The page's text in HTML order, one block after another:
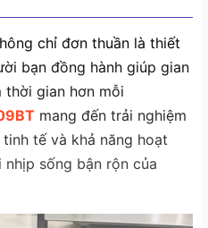
chỉ đơn thuần là thiết
bạn đồng hành giúp gian
gian hơn mỗi
mang đến trải nghiệm
tế và khả năng hoạt
sống bận rộn của